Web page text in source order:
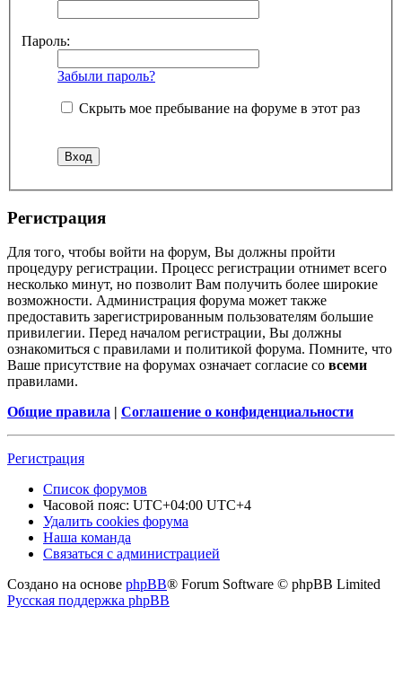
Пароль:
Забыли пароль?
Скрыть мое пребывание на форуме в этот раз
Регистрация
Для того, чтобы войти на форум, Вы должны пройти
процедуру регистрации. Процесс регистрации отнимет всего
несколько минут, но позволит Вам получить более широкие
возможности. Администрация форума может также
предоставить зарегистрированным пользователям большие
привилегии. Перед началом регистрации, Вы должны
ознакомиться с правилами и политикой форума. Помните, что
Ваше присутствие на форумах означает согласие со всеми
правилами.
Общие правила | Соглашение о конфиденциальности
Регистрация
Список форумов
Часовой пояс: UTC+04:00 UTC+4
Удалить cookies форума
Наша команда
Связаться с администрацией
Создано на основе phpBB® Forum Software © phpBB Limited
Русская поддержка phpBB